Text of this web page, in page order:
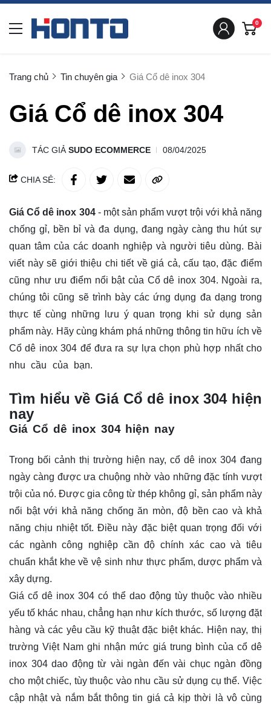
0
Trang chủ Tin chuyên gia Giá Cổ dê inox 304
Giá Cổ dê inox 304
TÁC GIẢ SUDO ECOMMERCE 08/04/2025
CHIA SẺ:
Giá Cổ dê inox 304- một sản phẩm vượt trội với khả năng
chống gỉ, bền bỉ và đa dụng, đang ngày càng thu hút sự
quan tâm của các doanh nghiệp và người tiêu dùng. Bài
viết này sẽ giới thiệu chi tiết về giá cả, cấu tạo, đặc điểm
cũng như ưu điểm nổi bật của Cổ dê inox 304. Ngoài ra,
chúng tôi cũng sẽ trình bày các ứng dụng đa dạng trong
thực tế cùng những lưu ý quan trọng khi sử dụng sản
phẩm này. Hãy cùng khám phá những thông tin hữu ích về
Cổ dê inox 304 để đưa ra sự lựa chọn phù hợp nhất cho
nhu cầu của bạn.
Tìm hiểu về Giá Cổ dê inox 304 hiện
nay
Giá Cổ dê inox 304 hiện nay
Trong bối cảnh thị trường hiện nay, cổ dê inox 304 đang
ngày càng được ưa chuộng nhờ vào những đặc tính vượt
trội của nó. Được gia công từ thép không gỉ, sản phẩm này
nổi bật với khả năng chống ăn mòn, độ bền cao và khả
năng chịu nhiệt tốt. Điều này đặc biệt quan trọng đối với
các ngành công nghiệp cần độ chính xác cao và tiêu
chuẩn khắt khe về vệ sinh như thực phẩm, dược phẩm và
xây dựng.
Giá cổ dê inox 304 có thể dao động tùy thuộc vào nhiều
yếu tố khác nhau, chẳng hạn như kích thước, số lượng đặt
hàng và các yêu cầu kỹ thuật đặc biệt khác. Hiện nay, thị
trường Việt Nam ghi nhận mức giá trung bình của cổ dê
inox 304 dao động từ vài ngàn đến vài chục ngàn đồng
cho một chiếc, tùy thuộc vào nhu cầu sử dụng cụ thể. Việc
cập nhật và nắm bắt thông tin giá cả kịp thời là vô cùng